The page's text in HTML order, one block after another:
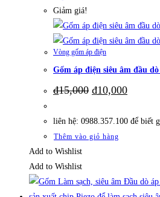
Giảm giá!
Vòng gốm áp điện
Gốm áp điện siêu âm đầu
₫15,000 Giá
gốc
₫15,000.
₫10,000Giá
hiện
là:
liên hệ: 0988.357.100 để biết
Thêm vào giỏ hàng
Add to Wishlist
Add to Wishlist